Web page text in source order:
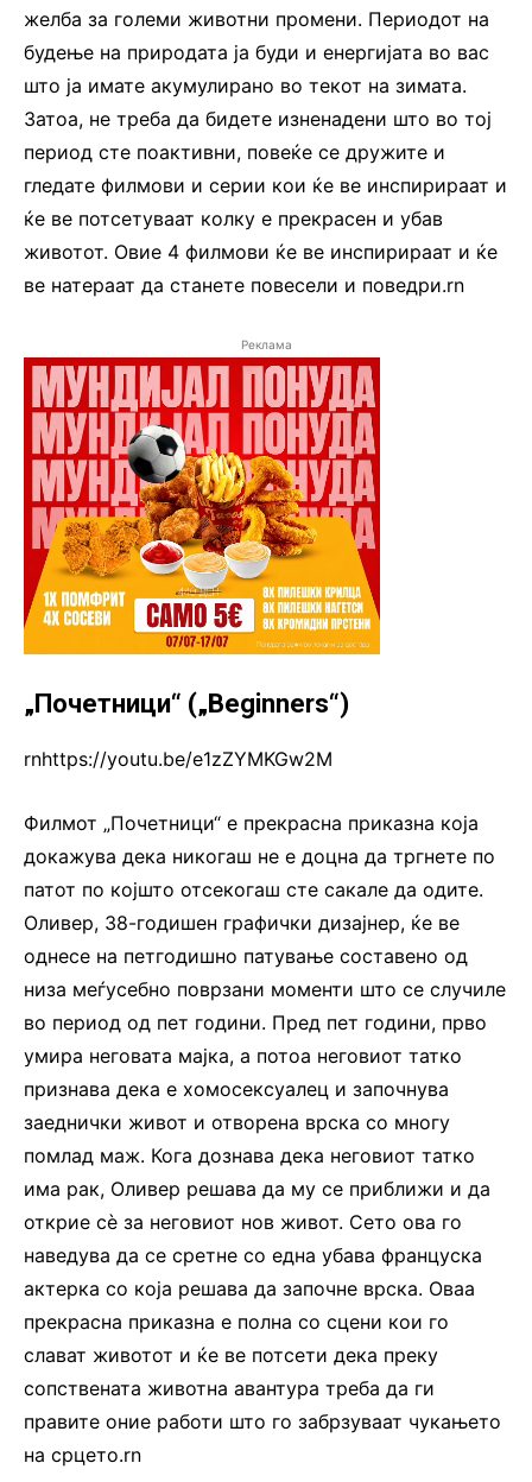
желба за големи животни промени. Периодот на
будење на природата ја буди и енергијата во вас
што ја имате акумулирано во текот на зимата.
Затоа, не треба да бидете изненадени што во тој
период сте поактивни, повеќе се дружите и
гледате филмови и серии кои ќе ве инспирираат и
ќе ве потсетуваат колку е прекрасен и убав
животот. Овие 4 филмови ќе ве инспирираат и ќе
ве натераат да станете повесели и поведри.rn
Реклама
„Почетници“ („Beginners“)
rnhttps://youtu.be/e1zZYMKGw2M
Филмот „Почетници“ е прекрасна приказна која
докажува дека никогаш не е доцна да тргнете по
патот по којшто отсекогаш сте сакале да одите.
Оливер, 38-годишен графички дизајнер, ќе ве
однесе на петгодишно патување составено од
низа меѓусебно поврзани моменти што се случиле
во период од пет години. Пред пет години, прво
умира неговата мајка, а потоа неговиот татко
признава дека е хомосексуалец и започнува
заеднички живот и отворена врска со многу
помлад маж. Кога дознава дека неговиот татко
има рак, Оливер решава да му се приближи и да
открие сè за неговиот нов живот. Сето ова го
наведува да се сретне со една убава француска
актерка со која решава да започне врска. Оваа
прекрасна приказна е полна со сцени кои го
слават животот и ќе ве потсети дека преку
сопствената животна авантура треба да ги
правите оние работи што го забрзуваат чукањето
на срцето.rn